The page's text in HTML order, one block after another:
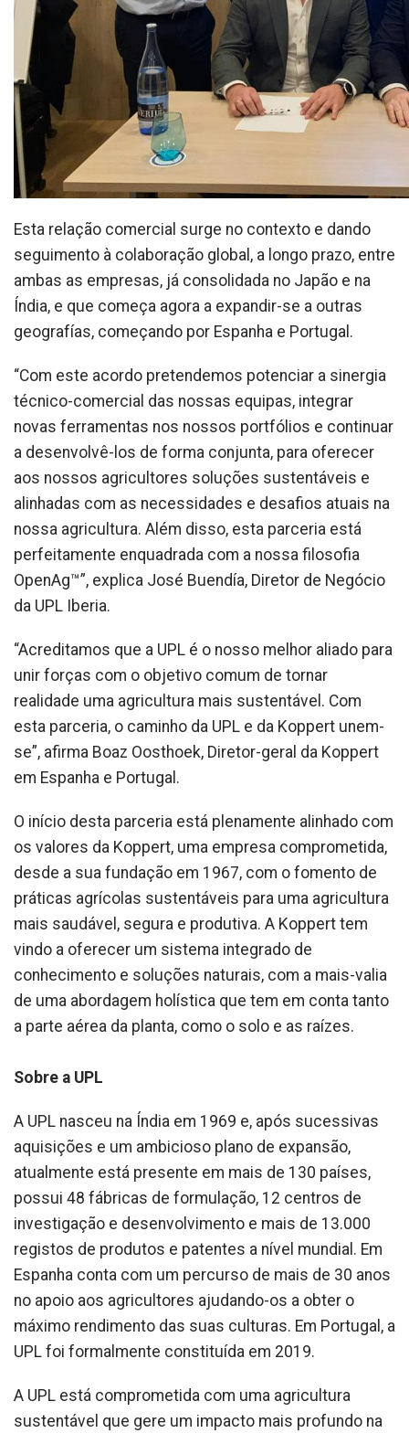
Esta relação comercial surge no contexto e dando
seguimento à colaboração global, a longo prazo, entre
ambas as empresas, já consolidada no Japão e na
Índia, e que começa agora a expandir-se a outras
geografías, começando por Espanha e Portugal.
“Com este acordo pretendemos potenciar a sinergia
técnico-comercial das nossas equipas, integrar
novas ferramentas nos nossos portfólios e continuar
a desenvolvê-los de forma conjunta, para oferecer
aos nossos agricultores soluções sustentáveis e
alinhadas com as necessidades e desafios atuais na
nossa agricultura. Além disso, esta parceria está
perfeitamente enquadrada com a nossa filosofia
OpenAg™”, explica José Buendía, Diretor de Negócio
da UPL Iberia.
“Acreditamos que a UPL é o nosso melhor aliado para
unir forças com o objetivo comum de tornar
realidade uma agricultura mais sustentável. Com
esta parceria, o caminho da UPL e da Koppert unem-
se”, afirma Boaz Oosthoek, Diretor-geral da Koppert
em Espanha e Portugal.
O início desta parceria está plenamente alinhado com
os valores da Koppert, uma empresa comprometida,
desde a sua fundação em 1967, com o fomento de
práticas agrícolas sustentáveis para uma agricultura
mais saudável, segura e produtiva. A Koppert tem
vindo a oferecer um sistema integrado de
conhecimento e soluções naturais, com a mais-valia
de uma abordagem holística que tem em conta tanto
a parte aérea da planta, como o solo e as raízes.
Sobre a UPL
A UPL nasceu na Índia em 1969 e, após sucessivas
aquisições e um ambicioso plano de expansão,
atualmente está presente em mais de 130 países,
possui 48 fábricas de formulação, 12 centros de
investigação e desenvolvimento e mais de 13.000
registos de produtos e patentes a nível mundial. Em
Espanha conta com um percurso de mais de 30 anos
no apoio aos agricultores ajudando-os a obter o
máximo rendimento das suas culturas. Em Portugal, a
UPL foi formalmente constituída em 2019.
A UPL está comprometida com uma agricultura
sustentável que gere um impacto mais profundo na